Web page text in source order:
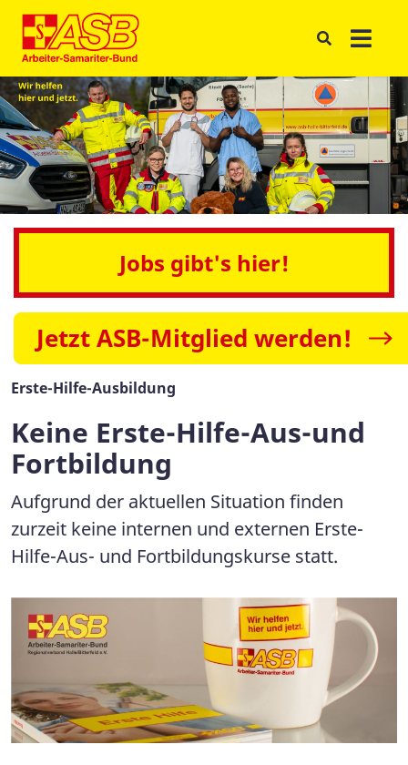
Jobs gibt's hier!
Jetzt ASB-Mitglied werden!
Erste-Hilfe-Ausbildung
Keine Erste-Hilfe-Aus-und
Fortbildung
Aufgrund der aktuellen Situation finden
zurzeit keine internen und externen Erste-
Hilfe-Aus- und Fortbildungskurse statt.